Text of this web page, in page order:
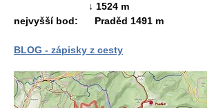
↓ 1524 m
nejvyšší bod: Praděd 1491 m
BLOG - zápisky z cesty